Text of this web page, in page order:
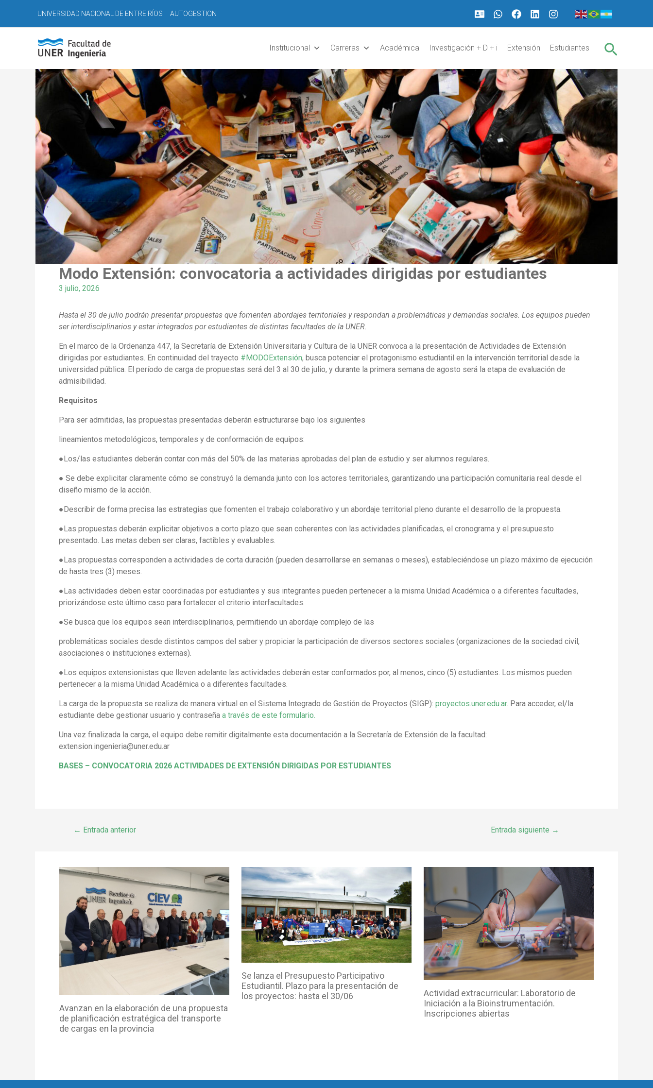
contenido
UNIVERSIDAD NACIONAL DE ENTRE RÍOS AUTOGESTION
Institucional Carreras Académica Investigación + D + i Extensión Estudiantes Buscar
Modo Extensión: convocatoria a actividades dirigidas por estudiantes
3 julio, 2026
Hasta el 30 de julio podrán presentar propuestas que fomenten abordajes territoriales y respondan a problemáticas y demandas sociales. Los equipos pueden
ser interdisciplinarios y estar integrados por estudiantes de distintas facultades de la UNER.
En el marco de la Ordenanza 447, la Secretaría de Extensión Universitaria y Cultura de la UNER convoca a la presentación de Actividades de Extensión
dirigidas por estudiantes. En continuidad del trayecto #MODOExtensión, busca potenciar el protagonismo estudiantil en la intervención territorial desde la
universidad pública. El período de carga de propuestas será del 3 al 30 de julio, y durante la primera semana de agosto será la etapa de evaluación de
admisibilidad.
Requisitos
Para ser admitidas, las propuestas presentadas deberán estructurarse bajo los siguientes
lineamientos metodológicos, temporales y de conformación de equipos:
●Los/las estudiantes deberán contar con más del 50% de las materias aprobadas del plan de estudio y ser alumnos regulares.
● Se debe explicitar claramente cómo se construyó la demanda junto con los actores territoriales, garantizando una participación comunitaria real desde el
diseño mismo de la acción.
●Describir de forma precisa las estrategias que fomenten el trabajo colaborativo y un abordaje territorial pleno durante el desarrollo de la propuesta.
●Las propuestas deberán explicitar objetivos a corto plazo que sean coherentes con las actividades planificadas, el cronograma y el presupuesto
presentado. Las metas deben ser claras, factibles y evaluables.
●Las propuestas corresponden a actividades de corta duración (pueden desarrollarse en semanas o meses), estableciéndose un plazo máximo de ejecución
de hasta tres (3) meses.
●Las actividades deben estar coordinadas por estudiantes y sus integrantes pueden pertenecer a la misma Unidad Académica o a diferentes facultades,
priorizándose este último caso para fortalecer el criterio interfacultades.
●Se busca que los equipos sean interdisciplinarios, permitiendo un abordaje complejo de las
problemáticas sociales desde distintos campos del saber y propiciar la participación de diversos sectores sociales (organizaciones de la sociedad civil,
asociaciones o instituciones externas).
●Los equipos extensionistas que lleven adelante las actividades deberán estar conformados por, al menos, cinco (5) estudiantes. Los mismos pueden
pertenecer a la misma Unidad Académica o a diferentes facultades.
La carga de la propuesta se realiza de manera virtual en el Sistema Integrado de Gestión de Proyectos (SIGP): proyectos.uner.edu.ar. Para acceder, el/la
estudiante debe gestionar usuario y contraseña a través de este formulario.
Una vez finalizada la carga, el equipo debe remitir digitalmente esta documentación a la Secretaría de Extensión de la facultad:
extension.ingenieria@uner.edu.ar
BASES – CONVOCATORIA 2026 ACTIVIDADES DE EXTENSIÓN DIRIGIDAS POR ESTUDIANTES
de
entradas
← Entrada anterior Entrada siguiente →
Avanzan en la elaboración de una propuesta
de planificación estratégica del transporte
de cargas en la provincia
Se lanza el Presupuesto Participativo
Estudiantil. Plazo para la presentación de
los proyectos: hasta el 30/06
Actividad extracurricular: Laboratorio de
Iniciación a la Bioinstrumentación.
Inscripciones abiertas